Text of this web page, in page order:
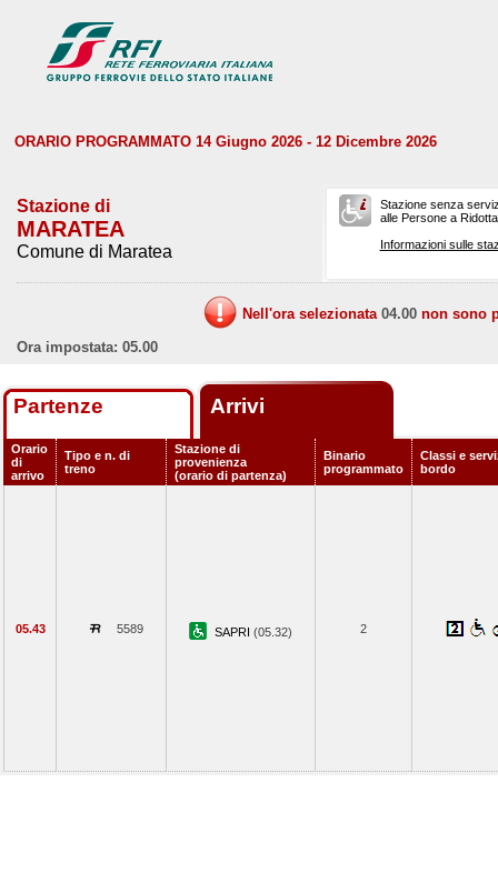
ORARIO PROGRAMMATO 14 Giugno 2026 - 12 Dicembre 2026
Stazione di
MARATEA
Comune di Maratea
Stazione senza
alle Persone a
Informazioni sulle
Nell'ora selezionata 04.00 non sono
Ora impostata: 05.00
Partenze Arrivi
Orario
di
arrivo
Tipo e n. di
treno
Stazione di
provenienza
(orario di partenza)
Binario
programmato
Classi e
bordo
05.43 5589 SAPRI (05.32) 2